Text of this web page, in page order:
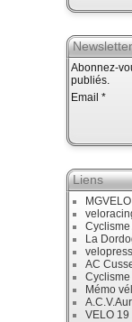
Newsletter
Abonnez-
publiés.
Email
Liens
MGVELO
La
AC
Mémo
VELO 19